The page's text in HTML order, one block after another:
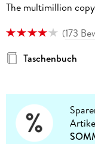
The multimillion
(173
Taschenbuch